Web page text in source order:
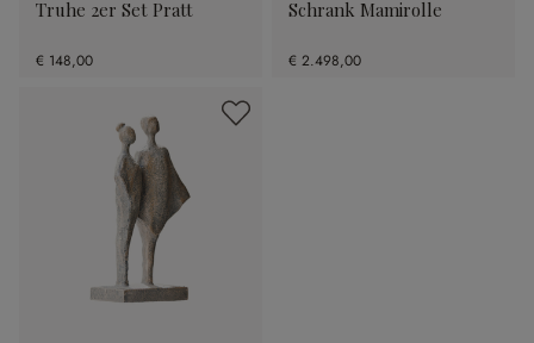
Truhe 2er Set Pratt
€ 148,00
Schrank Mamirolle
€ 2.498,00